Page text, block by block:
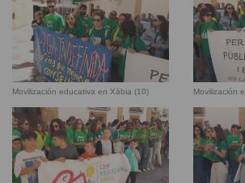
Movilización educativa en Xàbia (10) Movilización